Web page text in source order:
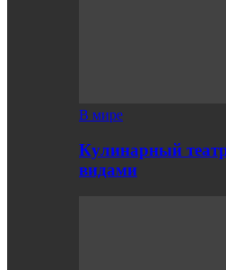
В мире
Кулинарный
видами